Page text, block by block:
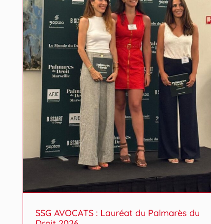
SSG AVOCATS : Lauréat du Palmarès du